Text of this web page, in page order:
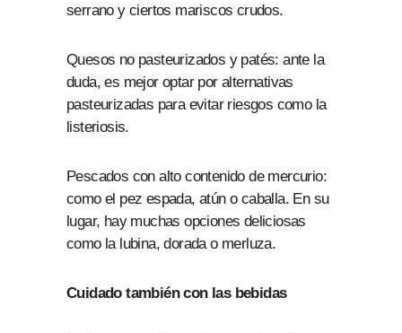
serrano y ciertos mariscos crudos.
Quesos no pasteurizados y patés: ante la
duda, es mejor optar por alternativas
pasteurizadas para evitar riesgos como la
listeriosis.
Pescados con alto contenido de mercurio:
como el pez espada, atún o caballa. En su
lugar, hay muchas opciones deliciosas
como la lubina, dorada o merluza.
Cuidado también con las bebidas